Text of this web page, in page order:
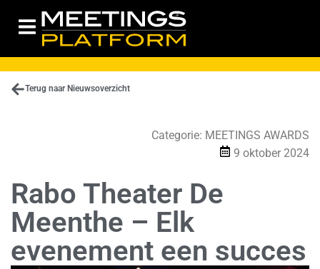
Terug naar Nieuwsoverzicht
Categorie: MEETINGS AWARDS
9 oktober 2024
Rabo Theater De
Meenthe – Elk
evenement een succes